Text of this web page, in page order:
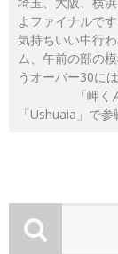
よファイナル
気持ちいい中行
ム、午前の部
うオーバー30
「岬くんコー
「Ushuaia」で